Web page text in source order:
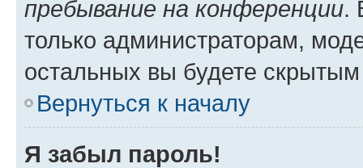
пребывание на конференции.
только администраторам,
остальных вы будете
Вернуться к началу
Я забыл пароль!